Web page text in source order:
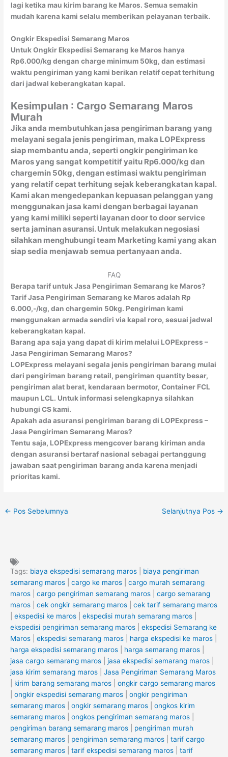
lagi ketika mau kirim barang ke Maros. Semua semakin
mudah karena kami selalu memberikan pelayanan terbaik.
Ongkir Ekspedisi Semarang Maros
Untuk Ongkir Ekspedisi Semarang ke Maros hanya
Rp6.000/kg dengan charge minimum 50kg, dan estimasi
waktu pengiriman yang kami berikan relatif cepat terhitung
dari jadwal keberangkatan kapal.
Kesimpulan : Cargo Semarang Maros
Murah
Jika anda membutuhkan jasa pengiriman barang yang
melayani segala jenis pengiriman, maka LOPExpress
siap membantu anda, seperti ongkir pengiriman ke
Maros yang sangat kompetitif yaitu Rp6.000/kg dan
chargemin 50kg, dengan estimasi waktu pengiriman
yang relatif cepat terhitung sejak keberangkatan kapal.
Kami akan mengedepankan kepuasan pelanggan yang
menggunakan jasa kami dengan berbagai layanan
yang kami miliki seperti layanan door to door service
serta jaminan asuransi. Untuk melakukan negosiasi
silahkan menghubungi team Marketing kami yang akan
siap sedia menjawab semua pertanyaan anda.
FAQ
Berapa tarif untuk Jasa Pengiriman Semarang ke Maros?
Tarif Jasa Pengiriman Semarang ke Maros adalah Rp
6.000,-/kg, dan chargemin 50kg. Pengiriman kami
menggunakan armada sendiri via kapal roro, sesuai jadwal
keberangkatan kapal.
Barang apa saja yang dapat di kirim melalui LOPExpress –
Jasa Pengiriman Semarang Maros?
LOPExpress melayani segala jenis pengiriman barang mulai
dari pengiriman barang retail, pengiriman quantity besar,
pengiriman alat berat, kendaraan bermotor, Container FCL
maupun LCL. Untuk informasi selengkapnya silahkan
hubungi CS kami.
Apakah ada asuransi pengiriman barang di LOPExpress –
Jasa Pengiriman Semarang Maros?
Tentu saja, LOPExpress mengcover barang kiriman anda
dengan asuransi bertaraf nasional sebagai pertanggung
jawaban saat pengiriman barang anda karena menjadi
prioritas kami.
← Pos Sebelumnya Selanjutnya Pos →
Tags: biaya ekspedisi semarang maros
biaya pengiriman
semarang maros
cargo ke maros
cargo murah semarang
maros
cargo pengiriman semarang maros
cargo semarang
maros
cek ongkir semarang maros
cek tarif semarang maros
ekspedisi ke maros ekspedisi murah semarang maros
ekspedisi pengiriman semarang maros
ekspedisi Semarang ke
Maros
ekspedisi semarang maros harga ekspedisi ke maros
harga ekspedisi semarang maros
harga semarang maros
jasa cargo semarang maros
jasa ekspedisi semarang maros
jasa kirim semarang maros
Jasa Pengiriman Semarang Maros
kirim barang semarang maros
ongkir cargo semarang maros
ongkir ekspedisi semarang maros
ongkir pengiriman
semarang maros
ongkir semarang maros
ongkos kirim
semarang maros
ongkos pengiriman semarang maros
pengiriman barang semarang maros
pengiriman murah
semarang maros
pengiriman semarang maros
tarif cargo
semarang maros
tarif ekspedisi semarang maros
tarif